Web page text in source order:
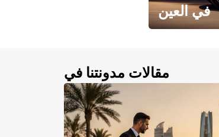
في العين
مقالات مدونتنا في